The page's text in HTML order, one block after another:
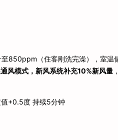
850ppm（住客刚洗完澡），室
风模式，新风系统补充10%新风量
+0.5度 持续5分钟